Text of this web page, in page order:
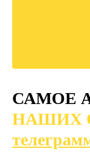
САМОЕ
НАШИХ